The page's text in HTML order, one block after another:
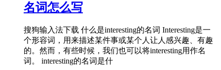
名词怎么写
搜狗输入法下载 什么是interesting的名词 Interesting是一
个形容词，用来描述某件事或某个人让人感兴趣、有趣
的。然而，有些时候，我们也可以将interesting用作名
词。 interesting的名词是什